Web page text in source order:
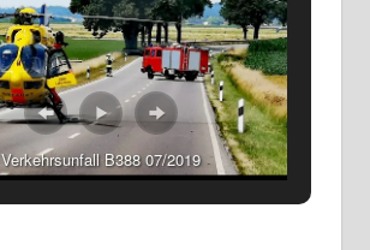
Verkehrsunfall B388 07/2019